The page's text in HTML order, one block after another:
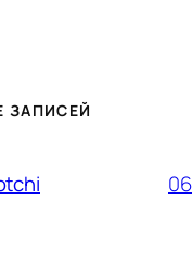
ЗАПИСЕЙ